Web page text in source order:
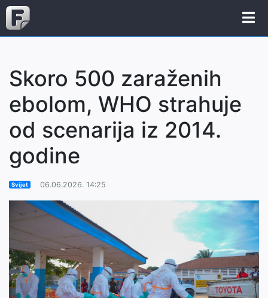
Skoro 500 zaraženih
ebolom, WHO strahuje
od scenarija iz 2014.
godine
Svijet 06.06.2026. 14:25